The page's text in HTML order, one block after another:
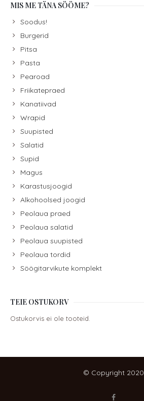
MIS ME TÄNA SÖÖME?
Soodus!
Burgerid
Pitsa
Pasta
Pearoad
Friikatepraed
Kanatiivad
Wrapid
Suupisted
Salatid
Supid
Magus
Karastusjoogid
Alkohoolsed joogid
Peolaua praed
Peolaua salatid
Peolaua suupisted
Peolaua tordid
Söögitarvikute komplekt
TEIE OSTUKORV
Ostukorvis ei ole tooteid.
© Copyright 2020